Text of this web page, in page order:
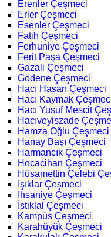
Erenler Çeşmeci
Erler Çeşmeci
Esenler Çeşmeci
Fatih Çeşmeci
Ferhuniye Çeşmeci
Ferit Paşa Çeşmeci
Gazali Çeşmeci
Gödene Çeşmeci
Hacı Hasan Çeşmeci
Hacı Kaymak
Hacı Yusuf Mescit
Hacıveyiszade
Hamza Oğlu Çeşmeci
Hanay Başı Çeşmeci
Harmancık Çeşmeci
Hocacihan Çeşmeci
Hüsamettin Çelebi
Işıklar Çeşmeci
İhsaniye Çeşmeci
İstiklal Çeşmeci
Kampüs Çeşmeci
Karahüyük Çeşmeci